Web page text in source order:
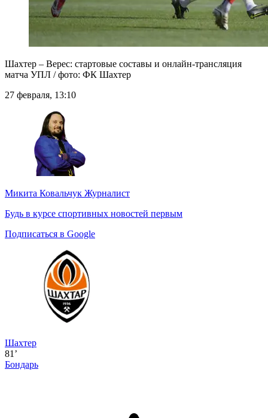
Шахтер – Верес: стартовые составы и онлайн-трансляция
матча УПЛ / фото: ФК Шахтер
27 февраля, 13:10
Микита Ковальчук Журналист
Будь в курсе спортивных новостей первым
Подписаться в Google
Шахтер
81’
Бондарь